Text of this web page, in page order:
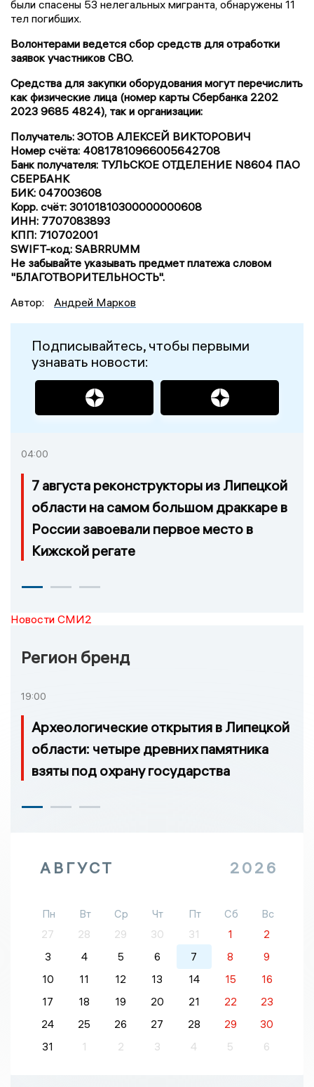
были спасены 53 нелегальных мигранта, обнаружены 11
тел погибших.
Волонтерами ведется сбор средств для отработки
заявок участников СВО.
Средства для закупки оборудования могут перечислить
как физические лица (номер карты Сбербанка 2202
2023 9685 4824), так и организации:
Получатель: ЗОТОВ АЛЕКСЕЙ ВИКТОРОВИЧ
Номер счёта: 40817810966005642708
Банк получателя: ТУЛЬСКОЕ ОТДЕЛЕНИЕ N8604 ПАО
СБЕРБАНК
БИК: 047003608
Корр. счёт: 30101810300000000608
ИНН: 7707083893
КПП: 710702001
SWIFT-код: SABRRUMM
Не забывайте указывать предмет платежа словом
"БЛАГОТВОРИТЕЛЬНОСТЬ".
Автор:
Андрей Марков
Подписывайтесь, чтобы первыми
узнавать новости:
04:00
7 августа реконструкторы из Липецкой
области на самом большом драккаре в
России завоевали первое место в
Кижской регате
Новости СМИ2
Регион бренд
19:00
Археологические открытия в Липецкой
области: четыре древних памятника
взяты под охрану государства
АВГУСТ 2026
Пн Вт Ср Чт Пт Сб
Вс
27
28 29 30 31 1
2
3
4 5 6 7 8
9
10
11 12 13 14 15
16
17
18 19 20 21 22
23
24
25 26 27 28 29
30
31
1 2 3 4 5 6